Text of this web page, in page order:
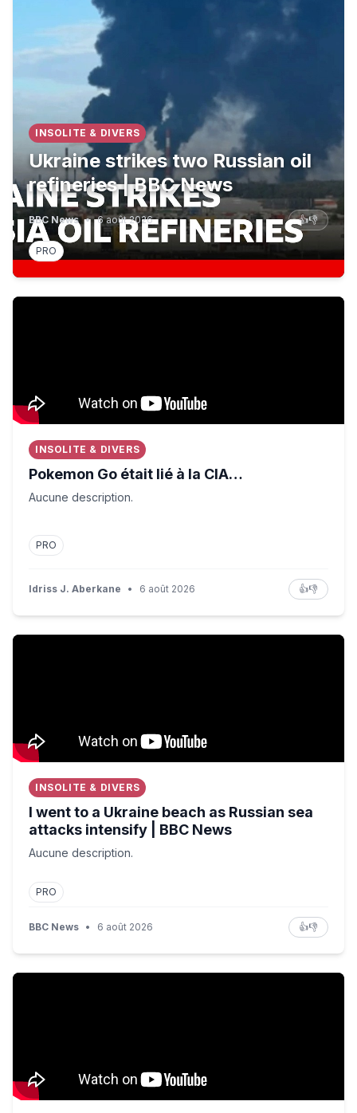
INSOLITE & DIVERS
Ukraine strikes two Russian oil
refineries | BBC News
BBC News • 6 août 2026 👍👎
PRO
Pokemon Go était lié à la CIA…
INSOLITE & DIVERS
Pokemon Go était lié à la CIA…
Aucune description.
PRO
Idriss J. Aberkane • 6 août 2026 👍👎
I went to a Ukraine beach as Russian sea attacks
INSOLITE & DIVERS
I went to a Ukraine beach as Russian sea
attacks intensify | BBC News
Aucune description.
PRO
BBC News • 6 août 2026 👍👎
Hackers Target Hedge Funds, Iran Says Deal Reached